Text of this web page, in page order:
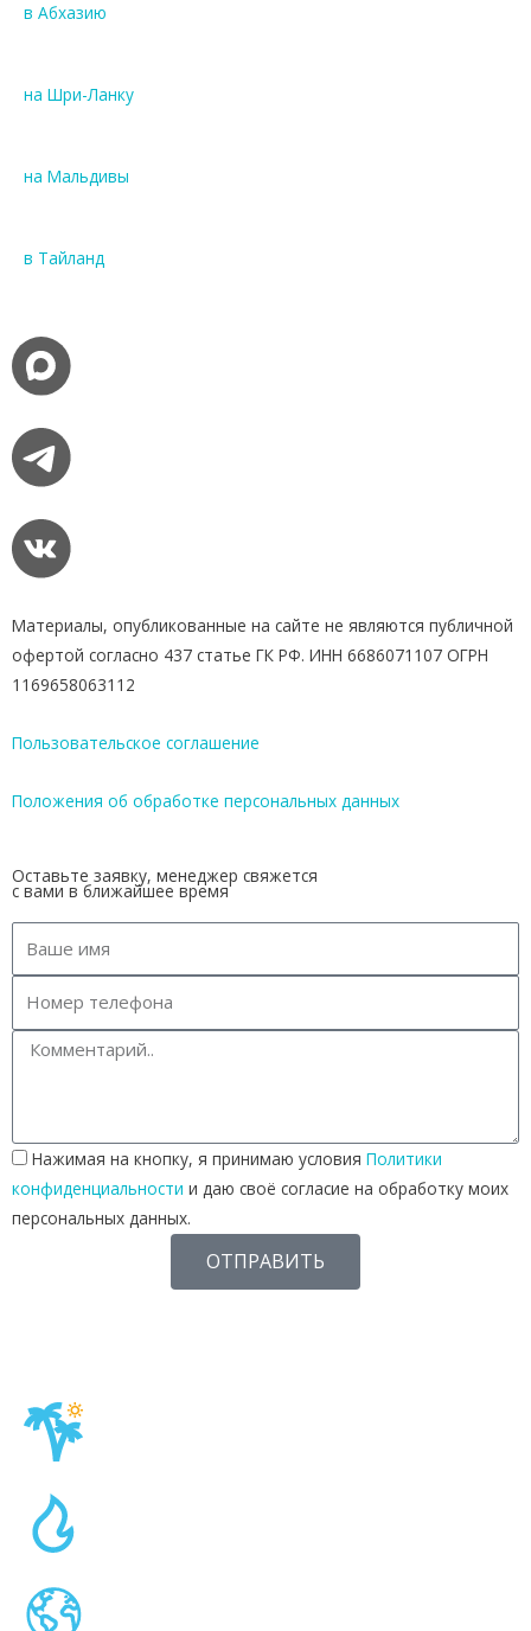
в Абхазию
на Шри-Ланку
на Мальдивы
в Тайланд
Материалы, опубликованные на сайте не являются публичной
офертой согласно 437 статье ГК РФ. ИНН 6686071107 ОГРН
1169658063112
Пользовательское соглашение
Положения об обработке персональных данных
Оставьте заявку, менеджер свяжется
с вами в ближайшее время
Нажимая на кнопку, я принимаю условия Политики
конфиденциальности и даю своё согласие на обработку моих
персональных данных.
ОТПРАВИТЬ